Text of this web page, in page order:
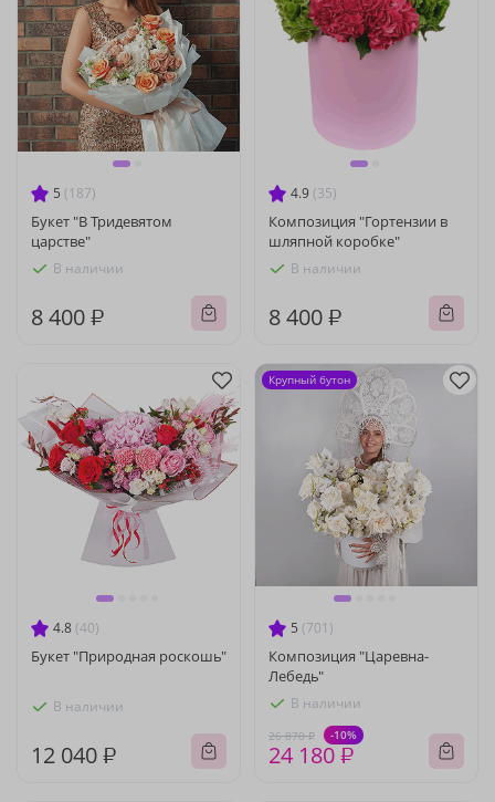
5 (187)
Букет "В Тридевятом
царстве"
В наличии
8 400 ₽
4.9 (35)
Композиция "Гортензии в
шляпной коробке"
В наличии
8 400 ₽
4.8 (40)
Букет "Природная роскошь"
В наличии
12 040 ₽
5 (701)
Композиция "Царевна-
Лебедь"
В наличии
26 870 ₽ -10%
24 180 ₽
Крупный бутон